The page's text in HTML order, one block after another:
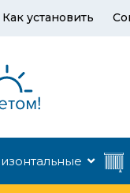
Как установить